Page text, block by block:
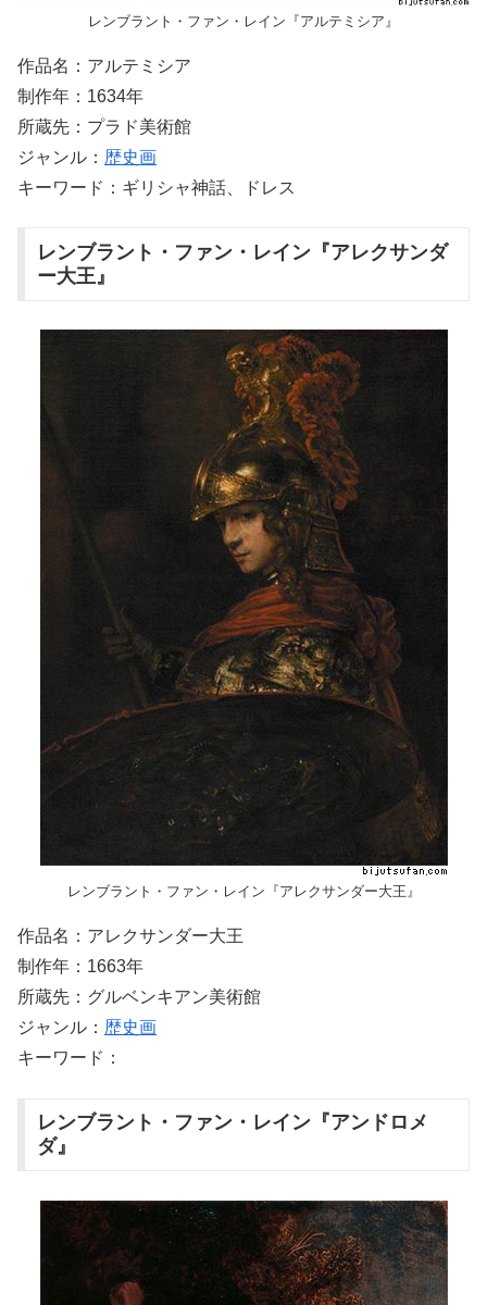
レンブラント・ファン・レイン『アルテミシア』
作品名：アルテミシア
制作年：1634年
所蔵先：プラド美術館
ジャンル： 歴史画
キーワード：ギリシャ神話、ドレス
レンブラント・ファン・レイン『アレクサンダ
ー大王』
レンブラント・ファン・レイン『アレクサンダー大王』
作品名：アレクサンダー大王
制作年：1663年
所蔵先：グルベンキアン美術館
ジャンル： 歴史画
キーワード：
レンブラント・ファン・レイン『アンドロメ
ダ』